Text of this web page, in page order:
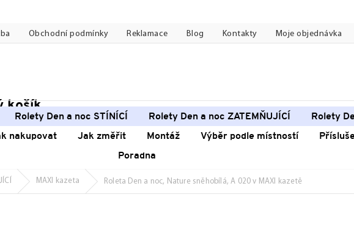
Obchodní podmínky Reklamace Blog Kontakty Moje objednávka
košík
Rolety Den a noc STÍNÍCÍ Rolety Den a noc ZATEMŇUJÍCÍ
Rolety
nakupovat Jak změřit Montáž Výběr podle místností
Poradna
MAXI kazeta Roleta Den a noc, Nature sněhobílá, A 020 v MAXI kazetě